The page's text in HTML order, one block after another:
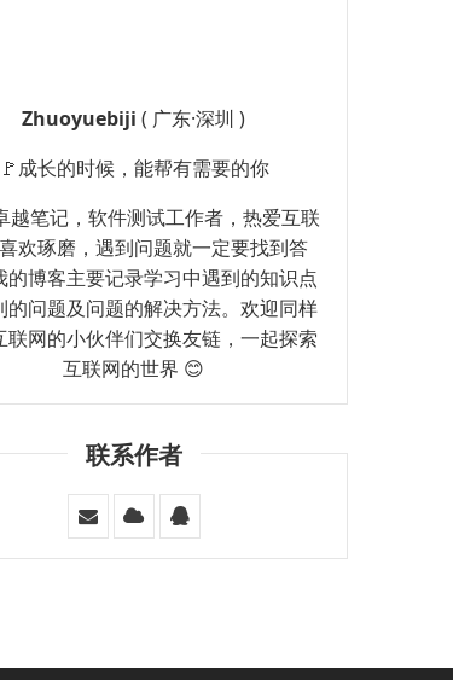
Zhuoyuebiji ( 广东·深圳 )
🚩成长的时候，能帮有需要的你
越笔记，软件测试工作者，热爱互联
欢琢磨，遇到问题就一定要找到答
的博客主要记录学习中遇到的知识点
的问题及问题的解决方法。欢迎同样
联网的小伙伴们交换友链，一起探索
互联网的世界 😊
联系作者